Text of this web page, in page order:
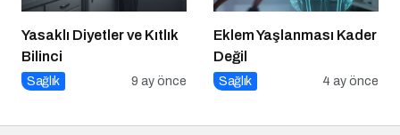
Yasaklı Diyetler ve Kıtlık
Bilinci
Sağlık 9 ay önce
Eklem Yaşlanması Kader
Değil
Sağlık 4 ay önce